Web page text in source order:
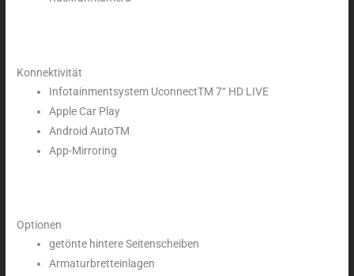
Konnektivität
Infotainmentsystem UconnectTM 7‘‘ HD LIVE
Apple Car Play
Android AutoTM
App-Mirroring
Optionen
getönte hintere Seitenscheiben
Armaturbretteinlagen